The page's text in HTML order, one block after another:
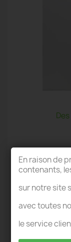
En raison de
contenants,
sur notre site
avec toutes
le service